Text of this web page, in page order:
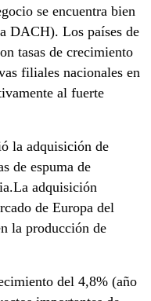
se encuentra bien
DACH). Los países de
tasas de crecimiento
filiales nacionales en
al fuerte
la adquisición de
de espuma de
adquisición
de Europa del
la producción de
del 4,8% (año